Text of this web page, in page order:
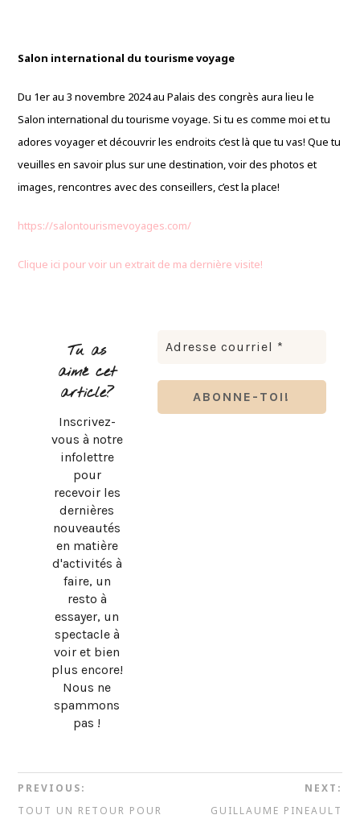
Salon international du tourisme voyage
Du 1er au 3 novembre 2024 au Palais des congrès aura lieu le
Salon international du tourisme voyage. Si tu es comme moi et tu
adores voyager et découvrir les endroits c’est là que tu vas! Que tu
veuilles en savoir plus sur une destination, voir des photos et
images, rencontres avec des conseillers, c’est la place!
https://salontourismevoyages.com/
Clique ici pour voir un extrait de ma dernière visite!
Tu as
aimé cet
article?
Inscrivez-
vous à notre
infolettre
pour
recevoir les
dernières
nouveautés
en matière
d'activités à
faire, un
resto à
essayer, un
spectacle à
voir et bien
plus encore!
Nous ne
spammons
pas !
PREVIOUS:
TOUT UN RETOUR POUR
NEXT:
GUILLAUME PINEAULT